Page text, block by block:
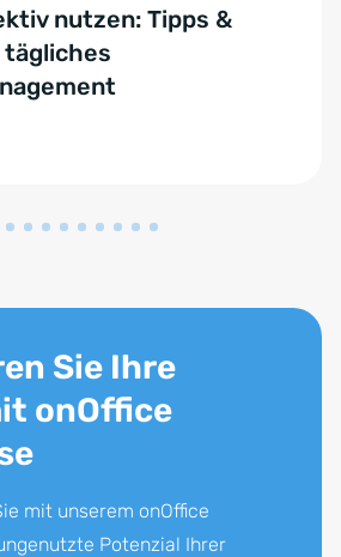
nutzen: Tipps &
Sie Ihre
onOffice
mit unserem onOffice
Potenzial Ihrer